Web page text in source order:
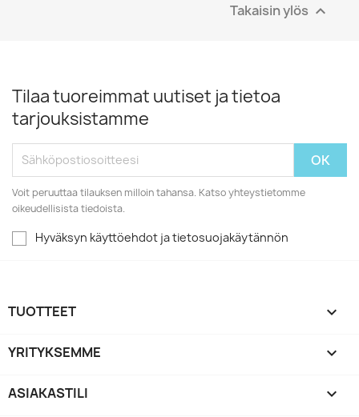
Takaisin ylös 
Tilaa tuoreimmat uutiset ja tietoa
tarjouksistamme
Voit peruuttaa tilauksen milloin tahansa. Katso yhteystietomme
oikeudellisista tiedoista.
Hyväksyn käyttöehdot ja tietosuojakäytännön
TUOTTEET 
YRITYKSEMME 
ASIAKASTILI 